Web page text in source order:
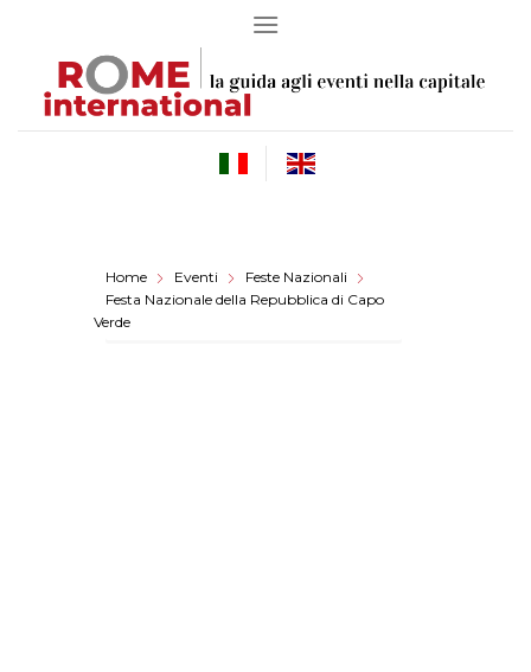
Home Eventi
Feste Nazionali
Festa Nazionale della Repubblica di Capo
Verde